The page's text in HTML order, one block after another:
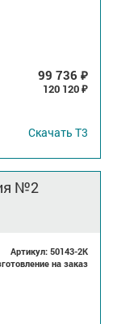
99 736 ₽
120 120 ₽
Скачать Т3
№2
Артикул: 50143-2K
на заказ